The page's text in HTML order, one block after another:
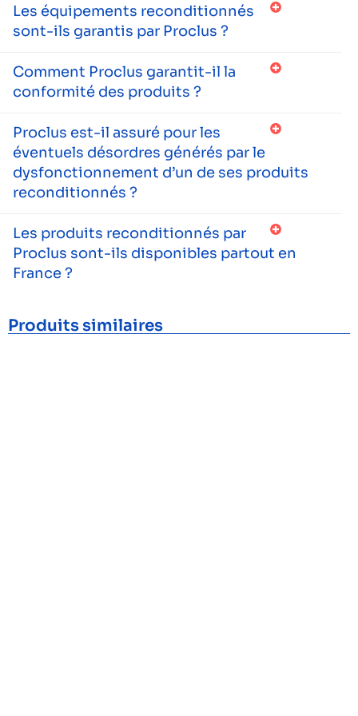
Les équipements reconditionnés
sont-ils garantis par Proclus ?
Comment Proclus garantit-il la
conformité des produits ?
Proclus est-il assuré pour les
éventuels désordres générés par le
dysfonctionnement d’un de ses produits
reconditionnés ?
Les produits reconditionnés par
Proclus sont-ils disponibles partout en
France ?
Produits similaires